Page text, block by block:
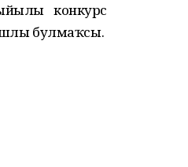
конкурс
булмаҡсы.